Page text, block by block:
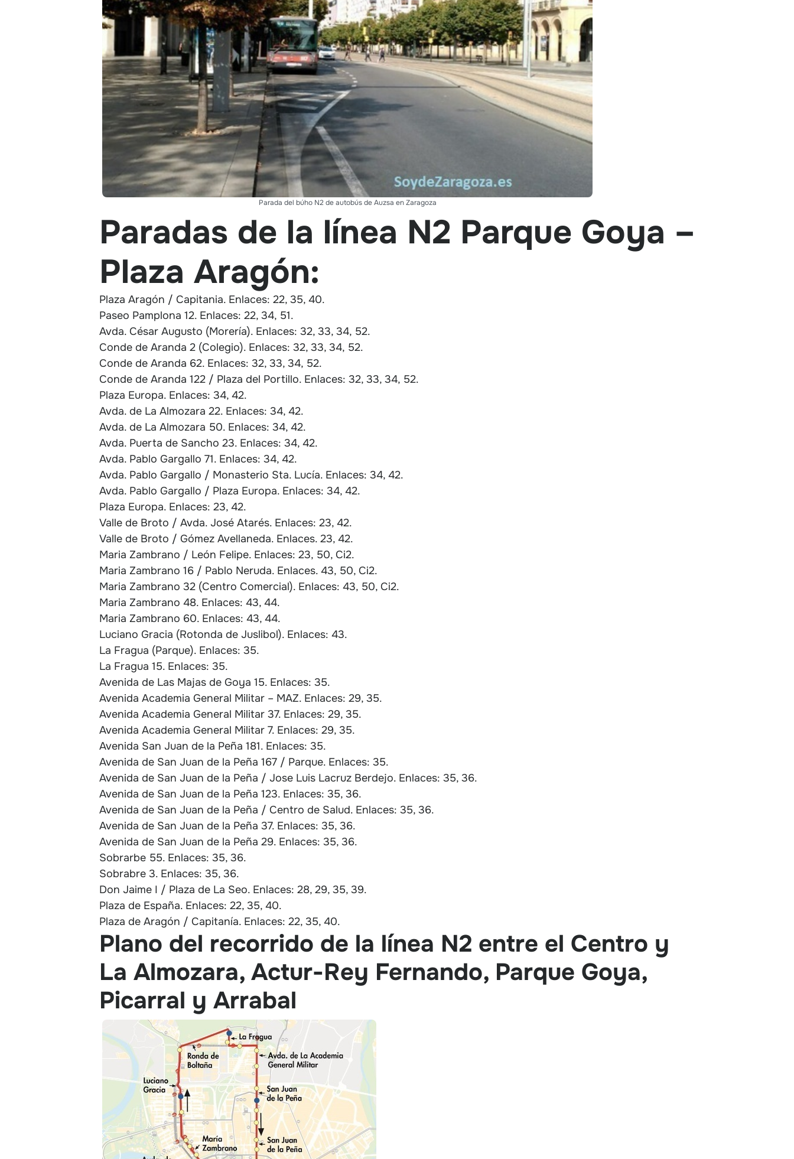
Parada del búho N2 de autobús de Auzsa en Zaragoza
Paradas de la línea N2 Parque Goya –
Plaza Aragón:
Plaza Aragón / Capitania. Enlaces: 22, 35, 40.
Paseo Pamplona 12. Enlaces: 22, 34, 51.
Avda. César Augusto (Morería). Enlaces: 32, 33, 34, 52.
Conde de Aranda 2 (Colegio). Enlaces: 32, 33, 34, 52.
Conde de Aranda 62. Enlaces: 32, 33, 34, 52.
Conde de Aranda 122 / Plaza del Portillo. Enlaces: 32, 33, 34, 52.
Plaza Europa. Enlaces: 34, 42.
Avda. de La Almozara 22. Enlaces: 34, 42.
Avda. de La Almozara 50. Enlaces: 34, 42.
Avda. Puerta de Sancho 23. Enlaces: 34, 42.
Avda. Pablo Gargallo 71. Enlaces: 34, 42.
Avda. Pablo Gargallo / Monasterio Sta. Lucía. Enlaces: 34, 42.
Avda. Pablo Gargallo / Plaza Europa. Enlaces: 34, 42.
Plaza Europa. Enlaces: 23, 42.
Valle de Broto / Avda. José Atarés. Enlaces: 23, 42.
Valle de Broto / Gómez Avellaneda. Enlaces. 23, 42.
Maria Zambrano / León Felipe. Enlaces: 23, 50, Ci2.
Maria Zambrano 16 / Pablo Neruda. Enlaces. 43, 50, Ci2.
Maria Zambrano 32 (Centro Comercial). Enlaces: 43, 50, Ci2.
Maria Zambrano 48. Enlaces: 43, 44.
Maria Zambrano 60. Enlaces: 43, 44.
Luciano Gracia (Rotonda de Juslibol). Enlaces: 43.
La Fragua (Parque). Enlaces: 35.
La Fragua 15. Enlaces: 35.
Avenida de Las Majas de Goya 15. Enlaces: 35.
Avenida Academia General Militar – MAZ. Enlaces: 29, 35.
Avenida Academia General Militar 37. Enlaces: 29, 35.
Avenida Academia General Militar 7. Enlaces: 29, 35.
Avenida San Juan de la Peña 181. Enlaces: 35.
Avenida de San Juan de la Peña 167 / Parque. Enlaces: 35.
Avenida de San Juan de la Peña / Jose Luis Lacruz Berdejo. Enlaces: 35, 36.
Avenida de San Juan de la Peña 123. Enlaces: 35, 36.
Avenida de San Juan de la Peña / Centro de Salud. Enlaces: 35, 36.
Avenida de San Juan de la Peña 37. Enlaces: 35, 36.
Avenida de San Juan de la Peña 29. Enlaces: 35, 36.
Sobrarbe 55. Enlaces: 35, 36.
Sobrabre 3. Enlaces: 35, 36.
Don Jaime I / Plaza de La Seo. Enlaces: 28, 29, 35, 39.
Plaza de España. Enlaces: 22, 35, 40.
Plaza de Aragón / Capitanía. Enlaces: 22, 35, 40.
Plano del recorrido de la línea N2 entre el Centro y
La Almozara, Actur-Rey Fernando, Parque Goya,
Picarral y Arrabal